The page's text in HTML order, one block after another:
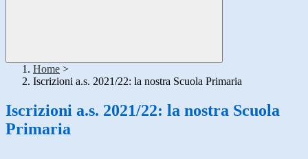
Home >
Iscrizioni a.s. 2021/22: la nostra Scuola Primaria
Iscrizioni a.s. 2021/22: la nostra Scuola
Primaria